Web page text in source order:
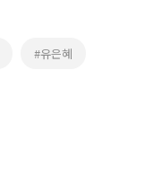
#유은혜